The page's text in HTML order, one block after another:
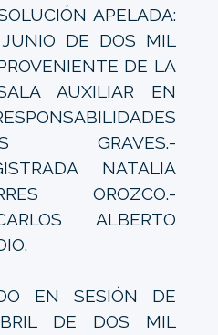
APELADA:
DE DOS MIL
DE LA
AUXILIAR EN
GRAVES.-
NATALIA
OROZCO.-
ALBERTO
EN SESIÓN DE
DE DOS MIL